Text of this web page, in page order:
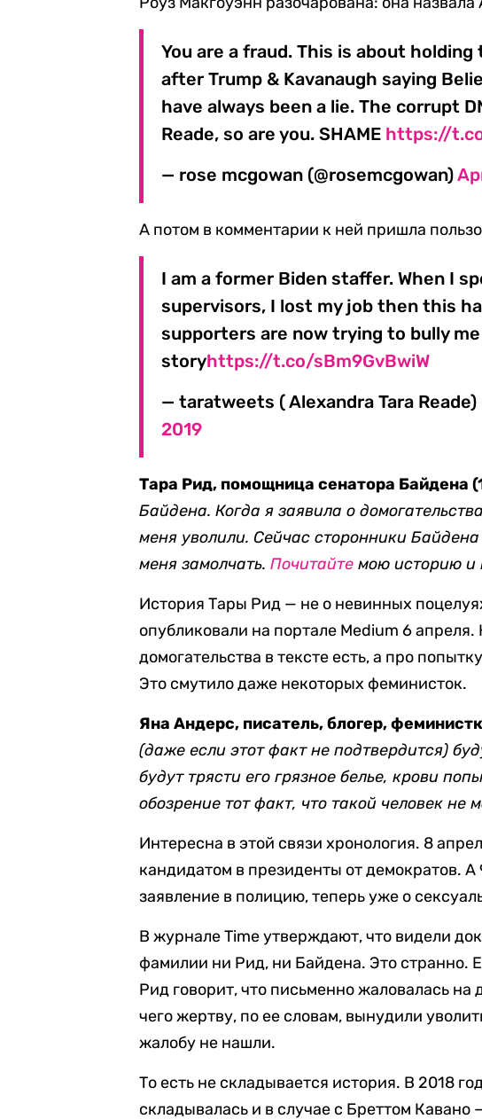
You are a fraud. This is about
after Trump & Kavanaugh saying
have always been a lie. The corrupt
Reade, so are you. SHAME https://
— rose mcgowan (@rosemcgowan)
А потом в комментарии к ней пришла
I am a former Biden staffer. When I
supervisors, I lost my job then this
supporters are now trying to bully
storyhttps://t.co/sBm9GvBwiW
— taratweets ( Alexandra Tara Reade)
2019
Тара Рид, помощница сенатора Байдена
Байдена. Когда я заявила о
меня уволили. Сейчас сторонники
меня замолчать.Почитайте мою историю и
История Тары Рид — не о невинных
опубликовали на портале Medium 6
домогательства в тексте есть, а про
Это смутило даже некоторых феминисток.
Яна Андерс, писатель, блогер,
(даже если этот факт не подтвердится)
будут трясти его грязное белье, крови
обозрение тот факт, что такой человек
Интересна в этой связи хронология. 8
кандидатом в президенты от демократов.
заявление в полицию, теперь уже о
В журнале Time утверждают, что видели
фамилии ни Рид, ни Байдена. Это странно.
Рид говорит, что письменно жаловалась на
чего жертву, по ее словам, вынудили
жалобу не нашли.
То есть не складывается история. В 2018
складывалась и в случае с Бреттом